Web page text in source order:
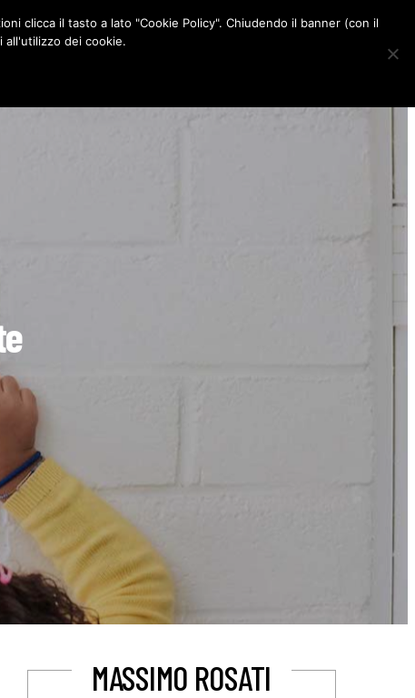
CONTATTI
o
g
r
d
MASSIMO ROSATI
clicca il tasto a lato "Cookie Policy". Chiudendo il banner (con il
all'utilizzo dei cookie.